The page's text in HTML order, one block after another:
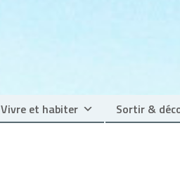
Vivre et habiter Sortir &